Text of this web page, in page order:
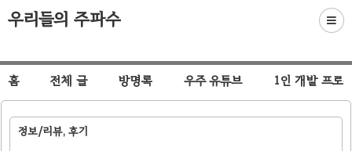
우리들의 주파수
홈 전체 글 방명록 우주 유튜브 1인 개발 프로
정보/리뷰, 후기